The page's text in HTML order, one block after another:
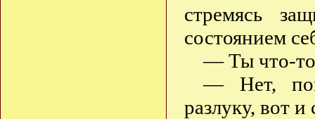
стремясь
состоянием
— Ты что-то
— Нет,
разлуку, вот